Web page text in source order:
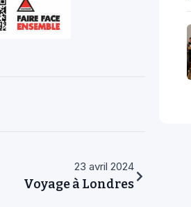
23 avril 2024
Voyage à Londres